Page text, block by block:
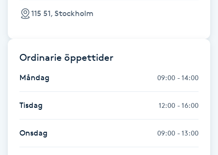
Friskvårdsmassage
Frisör
115 51, Stockholm
Ordinarie öppettider
Måndag 09:00 - 14:00
Tisdag 12:00 - 16:00
Onsdag 09:00 - 13:00